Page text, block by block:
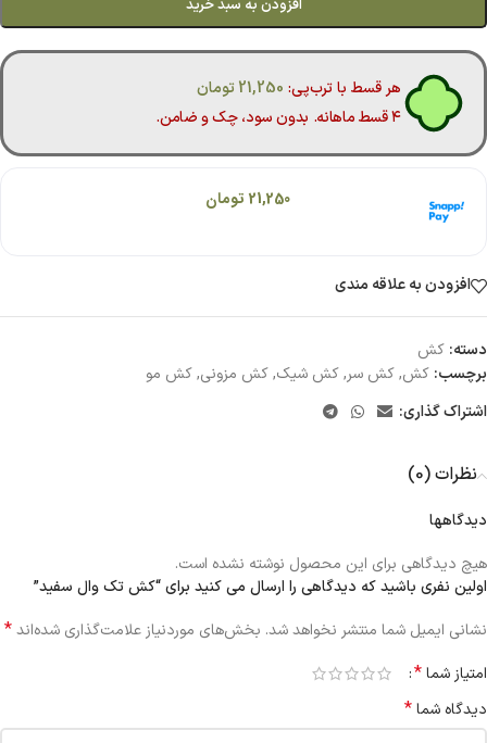
افزودن به سبد خرید
هر قسط با ترب‌پی: 21,250تومان
۴ قسط ماهانه. بدون سود، چک و ضامن.
21,250 تومان
افزودن به علاقه مندی
دسته: کش
برچسب: کش,کش سر,کش شیک,کش مزونی,کش مو
اشتراک گذاری:
نظرات (0)
دیدگاهها
هیچ دیدگاهی برای این محصول نوشته نشده است.
اولین نفری باشید که دیدگاهی را ارسال می کنید برای “کش تک وال سفید”
نشانی ایمیل شما منتشر نخواهد شد. بخش‌های موردنیاز علامت‌گذاری شده‌اند*
امتیاز شما*
دیدگاه شما*